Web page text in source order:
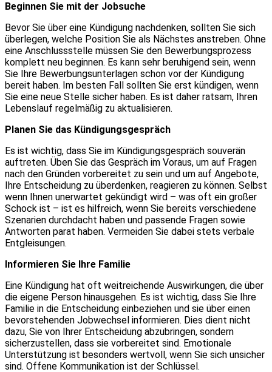
Beginnen Sie mit der Jobsuche
Bevor Sie über eine Kündigung nachdenken, sollten Sie sich
überlegen, welche Position Sie als Nächstes anstreben. Ohne
eine Anschlussstelle müssen Sie den Bewerbungsprozess
komplett neu beginnen. Es kann sehr beruhigend sein, wenn
Sie Ihre Bewerbungsunterlagen schon vor der Kündigung
bereit haben. Im besten Fall sollten Sie erst kündigen, wenn
Sie eine neue Stelle sicher haben. Es ist daher ratsam, Ihren
Lebenslauf regelmäßig zu aktualisieren.
Planen Sie das Kündigungsgespräch
Es ist wichtig, dass Sie im Kündigungsgespräch souverän
auftreten. Üben Sie das Gespräch im Voraus, um auf Fragen
nach den Gründen vorbereitet zu sein und um auf Angebote,
Ihre Entscheidung zu überdenken, reagieren zu können. Selbst
wenn Ihnen unerwartet gekündigt wird – was oft ein großer
Schock ist – ist es hilfreich, wenn Sie bereits verschiedene
Szenarien durchdacht haben und passende Fragen sowie
Antworten parat haben. Vermeiden Sie dabei stets verbale
Entgleisungen.
Informieren Sie Ihre Familie
Eine Kündigung hat oft weitreichende Auswirkungen, die über
die eigene Person hinausgehen. Es ist wichtig, dass Sie Ihre
Familie in die Entscheidung einbeziehen und sie über einen
bevorstehenden Jobwechsel informieren. Dies dient nicht
dazu, Sie von Ihrer Entscheidung abzubringen, sondern
sicherzustellen, dass sie vorbereitet sind. Emotionale
Unterstützung ist besonders wertvoll, wenn Sie sich unsicher
sind. Offene Kommunikation ist der Schlüssel.